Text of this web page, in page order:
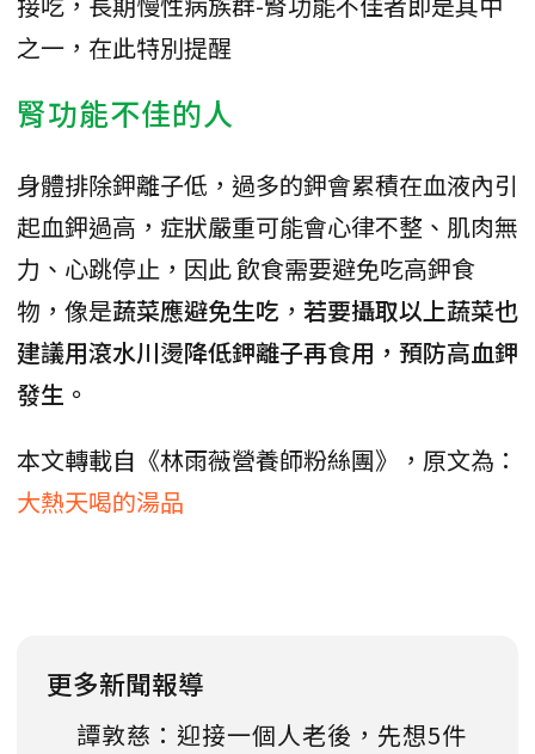
之一，在此特別提醒
腎功能不佳的人
身體排除鉀離子低，過多的鉀會累積在血液內引
起血鉀過高，症狀嚴重可能會心律不整、肌肉無
力、心跳停止，因此 飲食需要避免吃高鉀食
物，像是蔬菜應避免生吃 ， 若要攝取以上蔬菜也
建議用滾水川燙降低鉀離子再食用，預防高血鉀
發生。
本文轉載自《林雨薇營養師粉絲團》，原文為：
大熱天喝的湯品
更多新聞報導
譚敦慈：迎接一個人老後，先想5件